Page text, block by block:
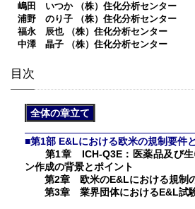
嶋田 いつか （株）住化分析センター
浦野 のり子 （株）住化分析センター
福永 辰也 （株）住化分析センター
中澤 晶子 （株）住化分析センター
目次
全体の章立て
■第1部 E&Lにおける欧米の規制要件
第1章 ICH-Q3E：医薬品及び生
ン作成の背景とポイント
第2章 欧米のE&Lにおける規制
第3章 業界団体におけるE&L試